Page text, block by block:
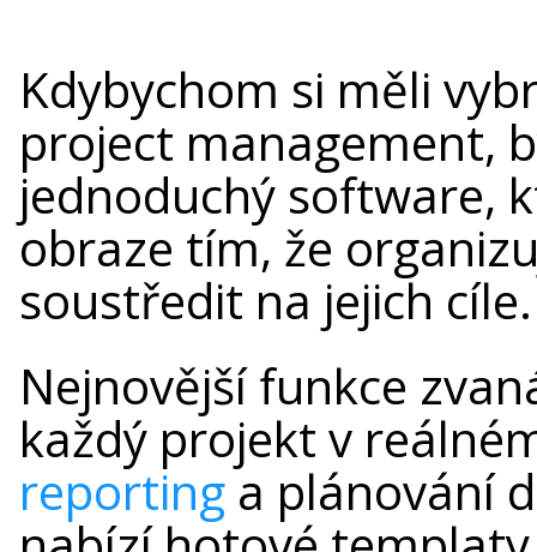
Kdybychom si měli
project management,
jednoduchý software,
obraze tím, že
soustředit na jejich cíle.
Nejnovější funkce
každý projekt v
reportinga plánování